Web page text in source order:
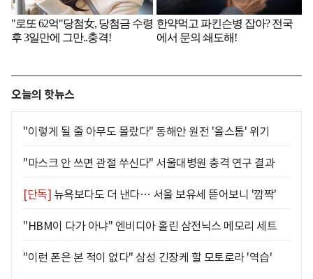
오늘의 핫뉴스
"이렇게 될 줄 아무도 몰랐다" 동해안 원전 '올스톱' 위기
"마스크 안 쓰면 관절 쑤신다" 서울대병원 충격 연구 결과
[단독] 뉴욕보다도 더 낸다… 서울 보유세 뜯어보니 '깜짝'
"HBM이 다가 아냐" 엔비디아 홀린 삼전닉스 메모리 세트
"이런 폰은 본 적이 없다" 삼성 긴장케 할 모토로라 '역습'